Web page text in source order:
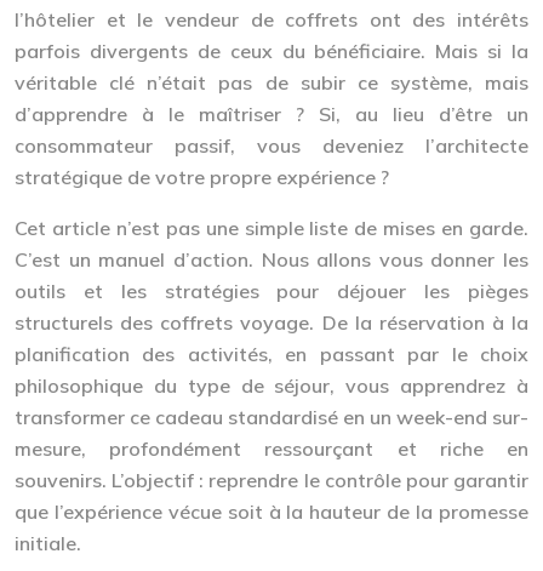
l’hôtelier et le vendeur de coffrets ont des intérêts
parfois divergents de ceux du bénéficiaire. Mais si la
véritable clé n’était pas de subir ce système, mais
d’apprendre à le maîtriser ? Si, au lieu d’être un
consommateur passif, vous deveniez l’architecte
stratégique de votre propre expérience ?
Cet article n’est pas une simple liste de mises en garde.
C’est un manuel d’action. Nous allons vous donner les
outils et les stratégies pour déjouer les pièges
structurels des coffrets voyage. De la réservation à la
planification des activités, en passant par le choix
philosophique du type de séjour, vous apprendrez à
transformer ce cadeau standardisé en un week-end sur-
mesure, profondément ressourçant et riche en
souvenirs. L’objectif : reprendre le contrôle pour garantir
que l’expérience vécue soit à la hauteur de la promesse
initiale.